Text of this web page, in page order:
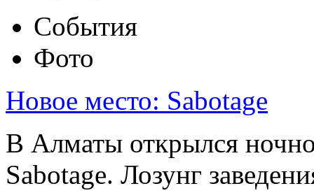
События
Фото
Новое место: Sabotage
В Алматы открылся
Sabotage. Лозунг